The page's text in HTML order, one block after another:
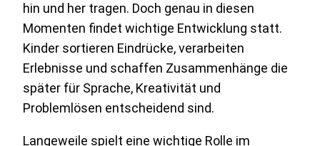
hin und her tragen. Doch genau in diesen
Momenten findet wichtige Entwicklung statt.
Kinder sortieren Eindrücke, verarbeiten
Erlebnisse und schaffen Zusammenhänge die
später für Sprache, Kreativität und
Problemlösen entscheidend sind.
Langeweile spielt eine wichtige Rolle im